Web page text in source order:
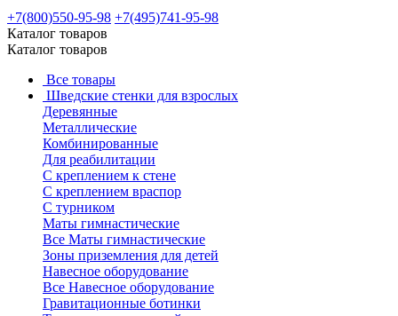
+7(800)550-95-98 +7(495)741-95-98
Каталог товаров
Каталог товаров
Все товары
Шведские стенки для взрослых
Деревянные
Металлические
Комбинированные
Для реабилитации
С креплением к стене
С креплением враспор
С турником
Маты гимнастические
Все Маты гимнастические
Зоны приземления для детей
Навесное оборудование
Все Навесное оборудование
Гравитационные ботинки